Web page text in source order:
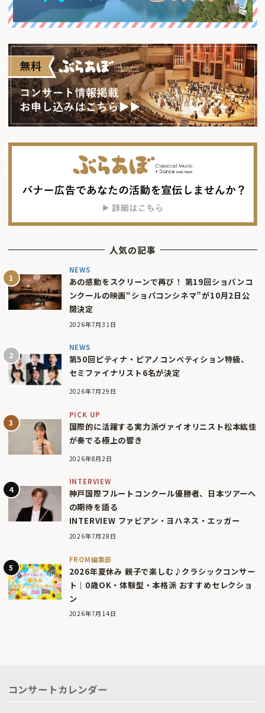
人気の記事
NEWS
あの感動をスクリーンで再び！ 第19回ショパンコ
ンクールの映画“ショパコンシネマ”が10月2日公
開決定
2026年7月31日
NEWS
第50回ピティナ・ピアノコンペティション特級、
セミファイナリスト6名が決定
2026年7月29日
PICK UP
国際的に活躍する実力派ヴァイオリニスト松本紘佳
が奏でる極上の響き
2026年8月2日
INTERVIEW
神戸国際フルートコンクール優勝者、日本ツアーへ
の期待を語る
INTERVIEW ファビアン・ヨハネス・エッガー
2026年7月28日
FROM編集部
2026年夏休み 親子で楽しむ♪クラシックコンサー
ト｜0歳OK・体験型・本格派 おすすめセレクショ
ン
2026年7月14日
コンサートカレンダー